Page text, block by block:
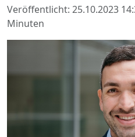
Veröffentlicht: 25.10.2023
Minuten